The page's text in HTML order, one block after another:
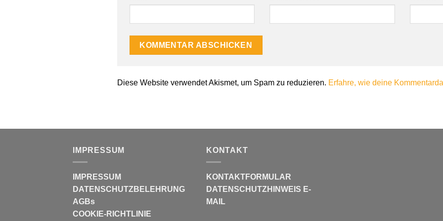
Diese Website verwendet Akismet, um Spam zu reduzieren. Erfahre, wie deine
IMPRESSUM
IMPRESSUM
DATENSCHUTZBELEHRUNG
AGBs
COOKIE-RICHTLINIE
KONTAKT
KONTAKTFORMULAR
DATENSCHUTZHINWEIS E-
MAIL